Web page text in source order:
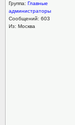
Группа: Главные
администраторы
Сообщений: 603
Из: Москва